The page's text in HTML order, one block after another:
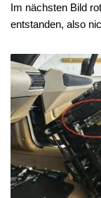
Im nächsten Bild
entstanden, also